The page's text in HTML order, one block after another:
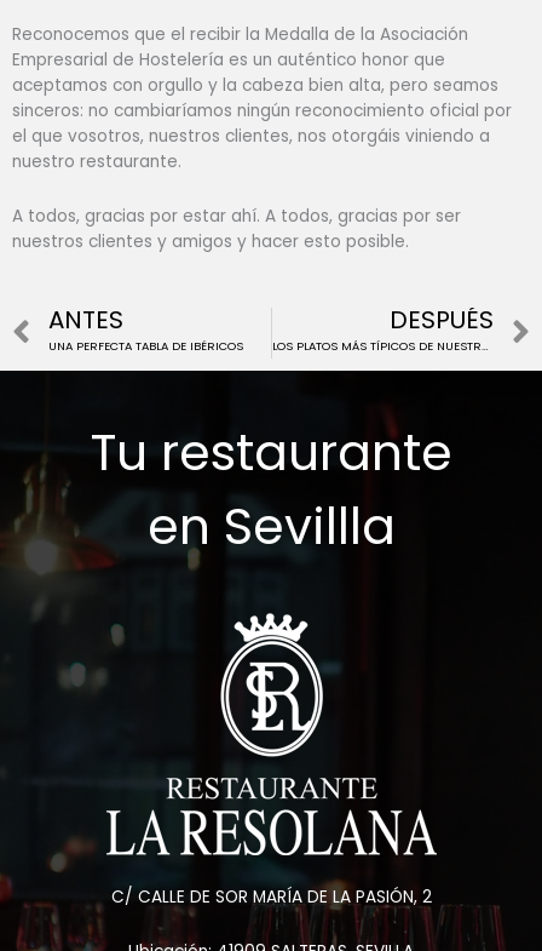
Reconocemos que el recibir la Medalla de la Asociación
Empresarial de Hostelería es un auténtico honor que
aceptamos con orgullo y la cabeza bien alta, pero seamos
sinceros: no cambiaríamos ningún reconocimiento oficial por
el que vosotros, nuestros clientes, nos otorgáis viniendo a
nuestro restaurante.
A todos, gracias por estar ahí. A todos, gracias por ser
nuestros clientes y amigos y hacer esto posible.
Prev
ANTES
UNA PERFECTA TABLA DE IBÉRICOS
DESPUÉS
LOS PLATOS MÁS TÍPICOS DE NUESTRA SEMANA SANTA
Tu restaurante
en Sevillla
C/ CALLE DE SOR MARÍA DE LA PASIÓN, 2